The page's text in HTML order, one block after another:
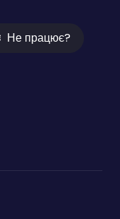
Не працює?